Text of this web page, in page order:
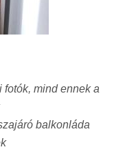
fotók, mind ennek a
balkonláda